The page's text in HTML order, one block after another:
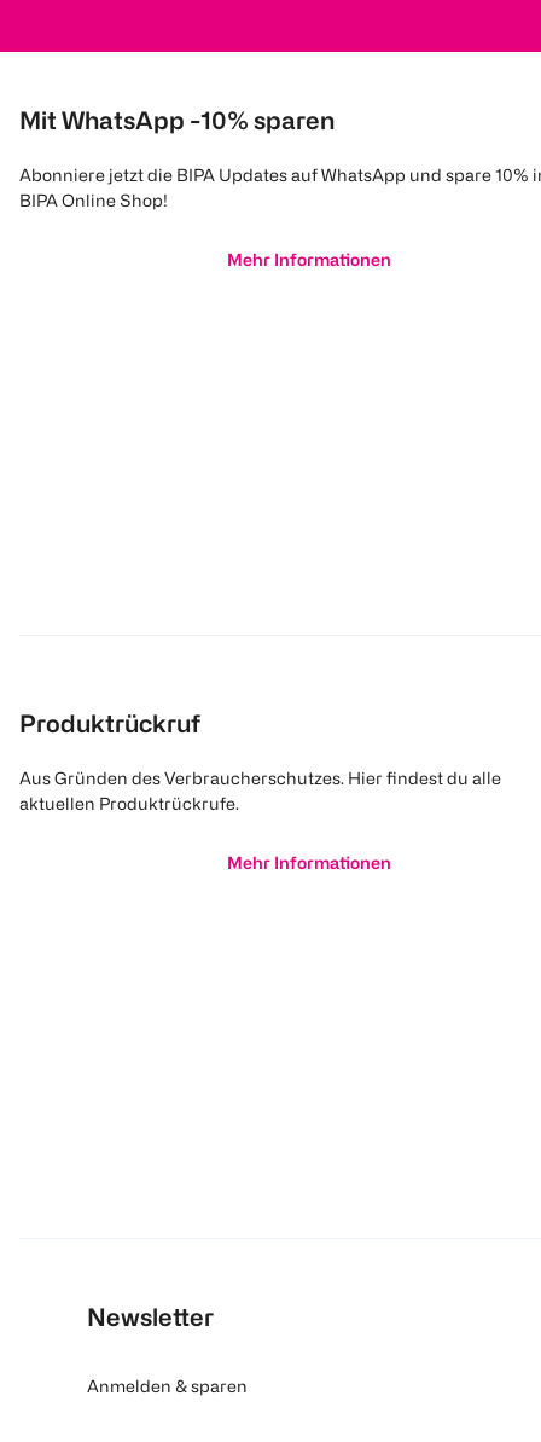
Mit WhatsApp -10% sparen
Abonniere jetzt die BIPA Updates auf WhatsApp und spare 10%
BIPA Online Shop!
Mehr Informationen
Produktrückruf
Aus Gründen des Verbraucherschutzes. Hier findest du alle
aktuellen Produktrückrufe.
Mehr Informationen
Newsletter
Anmelden & sparen